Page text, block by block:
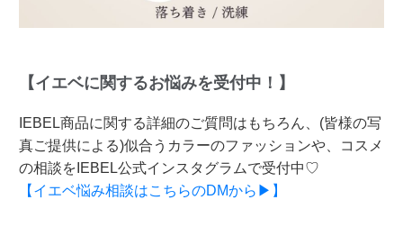
【イエベに関するお悩みを受付中！】
IEBEL商品に関する詳細のご質問はもちろん、(皆様の写
真ご提供による)似合うカラーのファッションや、コスメ
の相談をIEBEL公式インスタグラムで受付中♡
【イエベ悩み相談はこちらのDMから▶】